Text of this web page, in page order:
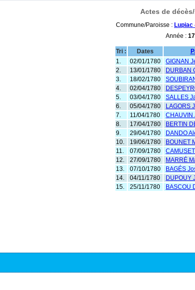
Actes de
Commune/Paroisse : Lupiac
Année :
Tri : Dates
1.
02/01/1780
GIGNAN
2.
13/01/1780
DURBAN
3.
18/02/1780
4.
02/04/1780
5.
03/04/1780
SALLES
6.
05/04/1780
LAGORS
7.
11/04/1780
CHAUVIN
8.
17/04/1780
BERTIN
9.
29/04/1780
DANDO
10.
19/06/1780
BOUNET
11.
07/09/1780
12.
27/09/1780
MARRÉ
13.
07/10/1780
BAGÉS
14.
04/11/1780
DUPOUY
15.
25/11/1780 BASCOU